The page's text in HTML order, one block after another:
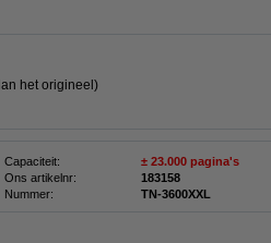
het origineel)
Capaciteit:
± 23.000 pagina's
Ons artikelnr:
183158
Nummer: TN-3600XXL